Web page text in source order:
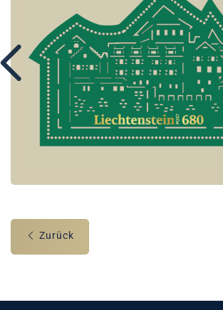
Zurück